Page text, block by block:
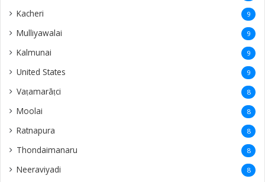
Kacheri 9
Mulliyawalai 9
Kalmunai 9
United States 9
Vaṭamarāṭci 8
Moolai 8
Ratnapura 8
Thondaimanaru 8
Neeraviyadi 8